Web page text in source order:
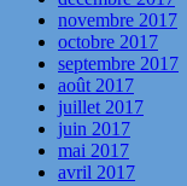
novembre 2017
octobre 2017
septembre 2017
août 2017
juillet 2017
juin 2017
mai 2017
avril 2017